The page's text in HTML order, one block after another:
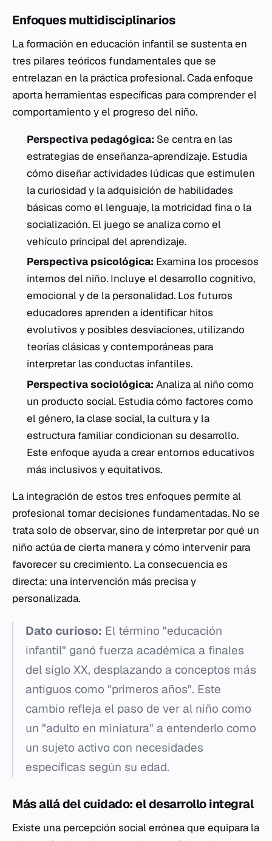
Enfoques multidisciplinarios
La formación en educación infantil se sustenta en
tres pilares teóricos fundamentales que se
entrelazan en la práctica profesional. Cada enfoque
aporta herramientas específicas para comprender el
comportamiento y el progreso del niño.
Perspectiva pedagógica: Se centra en las
estrategias de enseñanza-aprendizaje. Estudia
cómo diseñar actividades lúdicas que estimulen
la curiosidad y la adquisición de habilidades
básicas como el lenguaje, la motricidad fina o la
socialización. El juego se analiza como el
vehículo principal del aprendizaje.
Perspectiva psicológica: Examina los procesos
internos del niño. Incluye el desarrollo cognitivo,
emocional y de la personalidad. Los futuros
educadores aprenden a identificar hitos
evolutivos y posibles desviaciones, utilizando
teorías clásicas y contemporáneas para
interpretar las conductas infantiles.
Perspectiva sociológica: Analiza al niño como
un producto social. Estudia cómo factores como
el género, la clase social, la cultura y la
estructura familiar condicionan su desarrollo.
Este enfoque ayuda a crear entornos educativos
más inclusivos y equitativos.
La integración de estos tres enfoques permite al
profesional tomar decisiones fundamentadas. No se
trata solo de observar, sino de interpretar por qué un
niño actúa de cierta manera y cómo intervenir para
favorecer su crecimiento. La consecuencia es
directa: una intervención más precisa y
personalizada.
Dato curioso: El término "educación
infantil" ganó fuerza académica a finales
del siglo XX, desplazando a conceptos más
antiguos como "primeros años". Este
cambio refleja el paso de ver al niño como
un "adulto en miniatura" a entenderlo como
un sujeto activo con necesidades
específicas según su edad.
Más allá del cuidado: el desarrollo integral
Existe una percepción social errónea que equipara la